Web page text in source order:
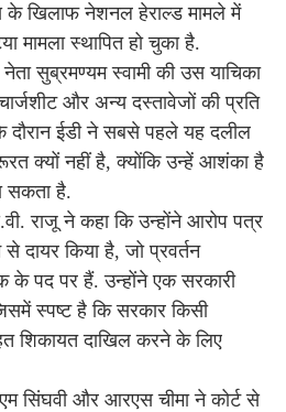
के खिलाफ नेशनल हेराल्ड मामले में
मामला स्थापित हो चुका है.
सुब्रमण्यम स्वामी की उस याचिका
और अन्य दस्तावेजों की प्रति
दौरान ईडी ने सबसे पहले यह दलील
क्यों नहीं है, क्योंकि उन्हें आशंका है
सकता है.
राजू ने कहा कि उन्होंने आरोप पत्र
दायर किया है, जो प्रवर्तन
के पद पर हैं. उन्होंने एक सरकारी
स्पष्ट है कि सरकार किसी
शिकायत दाखिल करने के लिए
सिंघवी और आरएस चीमा ने कोर्ट से